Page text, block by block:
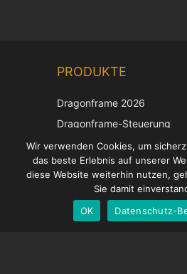
PRODUKTE
Dragonframe 2026
Dragonframe-Steuerung
DDMX-512
DMC-32
EOS LV-Korrekturkappe
Wir verwenden Cookies, um
das beste Erlebnis auf unserer
diese Website weiterhin nutzen,
Sie damit
OK
Datenschutz-